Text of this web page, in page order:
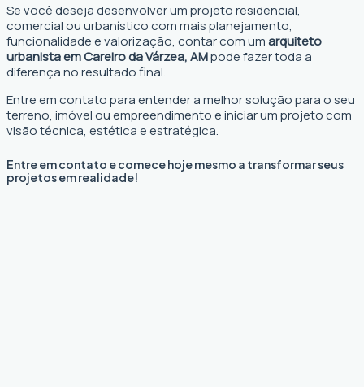
Se você deseja desenvolver um projeto residencial,
comercial ou urbanístico com mais planejamento,
funcionalidade e valorização, contar com umarquiteto
urbanista em Careiro da Várzea, AMpode fazer toda a
diferença no resultado final.
Entre em contato para entender a melhor solução para o seu
terreno, imóvel ou empreendimento e iniciar um projeto com
visão técnica, estética e estratégica.
Entre em contato e comece hoje mesmo a transformar seus
projetos em realidade!